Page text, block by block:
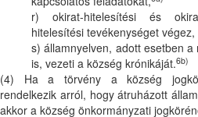
r) okirat-hitelesítési és
hitelesítési tevékenységet végez,
s) államnyelven, adott esetben
is, vezeti a község krónikáját.6b)
(4) Ha a törvény a község
rendelkezik arról, hogy átruházott
akkor a község önkormányzati